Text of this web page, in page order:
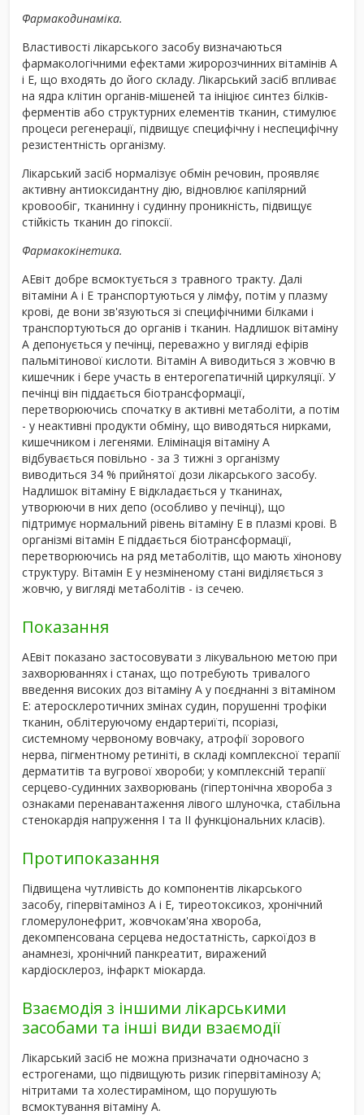
Фармакодинаміка.
Властивості лікарського засобу визначаються
фармакологічними ефектами жиророзчинних вітамінів А
і Е, що входять до його складу. Лікарський засіб впливає
на ядра клітин органів-мішеней та ініціює синтез білків-
ферментів або структурних елементів тканин, стимулює
процеси регенерації, підвищує специфічну і неспецифічну
резистентність організму.
Лікарський засіб нормалізує обмін речовин, проявляє
активну антиоксидантну дію, відновлює капілярний
кровообіг, тканинну і судинну проникність, підвищує
стійкість тканин до гіпоксії.
Фармакокінетика.
АЕвіт добре всмоктується з травного тракту. Далі
вітаміни А і Е транспортуються у лімфу, потім у плазму
крові, де вони зв'язуються зі специфічними білками і
транспортуються до органів і тканин. Надлишок вітаміну
А депонується у печінці, переважно у вигляді ефірів
пальмітинової кислоти. Вітамін А виводиться з жовчю в
кишечник і бере участь в ентерогепатичній циркуляції. У
печінці він піддається біотрансформації,
перетворюючись спочатку в активні метаболіти, а потім
- у неактивні продукти обміну, що виводяться нирками,
кишечником і легенями. Елімінація вітаміну А
відбувається повільно - за 3 тижні з організму
виводиться 34 % прийнятої дози лікарського засобу.
Надлишок вітаміну Е відкладається у тканинах,
утворюючи в них депо (особливо у печінці), що
підтримує нормальний рівень вітаміну Е в плазмі крові. В
організмі вітамін Е піддається біотрансформації,
перетворюючись на ряд метаболітів, що мають хінонову
структуру. Вітамін Е у незміненому стані виділяється з
жовчю, у вигляді метаболітів - із сечею.
Показання
АЕвіт показано застосовувати з лікувальною метою при
захворюваннях і станах, що потребують тривалого
введення високих доз вітаміну А у поєднанні з вітаміном
Е: атеросклеротичних змінах судин, порушенні трофіки
тканин, облітеруючому ендартериїті, псоріазі,
системному червоному вовчаку, атрофії зорового
нерва, пігментному ретиніті, в складі комплексної терапії
дерматитів та вугрової хвороби; у комплексній терапії
серцево-судинних захворювань (гіпертонічна хвороба з
ознаками перенавантаження лівого шлуночка, стабільна
стенокардія напруження І та ІІ функціональних класів).
Протипоказання
Підвищена чутливість до компонентів лікарського
засобу, гіпервітаміноз А і Е, тиреотоксикоз, хронічний
гломерулонефрит, жовчокам'яна хвороба,
декомпенсована серцева недостатність, саркоїдоз в
анамнезі, хронічний панкреатит, виражений
кардіосклероз, інфаркт міокарда.
Взаємодія з іншими лікарськими
засобами та інші види взаємодії
Лікарський засіб не можна призначати одночасно з
естрогенами, що підвищують ризик гіпервітамінозу А;
нітритами та холестираміном, що порушують
всмоктування вітаміну А.